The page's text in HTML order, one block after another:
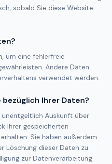
sobald Sie diese Website
um eine fehlerfreie
Andere Daten
verwendet werden.
Ihrer Daten?
Auskunft über
Ihrer gespeicherten
Sie haben außerdem
Löschung dieser Daten zu
zur Datenverarbeitung